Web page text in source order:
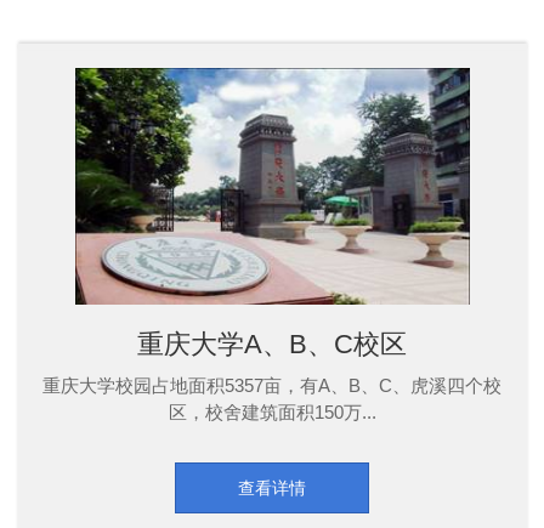
重庆大学A、B、C校区
重庆大学校园占地面积5357亩，有A、B、C、虎溪四个校
区，校舍建筑面积150万...
查看详情